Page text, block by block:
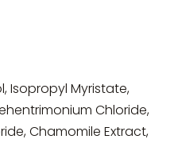
Isopropyl Myristate,
Chloride,
Chamomile Extract,